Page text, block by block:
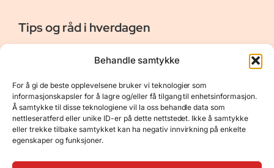
Behandle samtykke
For å gi de beste opplevelsene bruker vi teknologier som
informasjonskapsler for å lagre og/eller få tilgang til enhetsinformasjon.
Å samtykke til disse teknologiene vil la oss behandle data som
nettleseratferd eller unike ID-er på dette nettstedet. Ikke å samtykke
eller trekke tilbake samtykket kan ha negativ innvirkning på enkelte
egenskaper og funksjoner.
Tips og råd i hverdagen
Er vår bloggside hvor vi ønsker å dele våre opplevelser og
gi deg råd og tips innen reiser, hotell - og restauranter,
naturopplevelser, personlig pleie, data, film og bøker m.m.
Nyttige Linker
Om oss
Kontakt
Resurser
Personvernerklæring
Opphavsrett